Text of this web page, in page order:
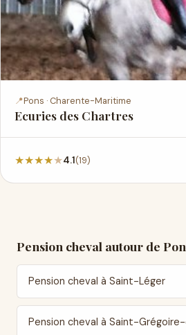
📍Pons · Charente-Maritime
Ecuries des Chartres
★★★★★4.1(19)
Pension cheval autour de
Pension cheval à Saint-Léger
Pension cheval à Saint-